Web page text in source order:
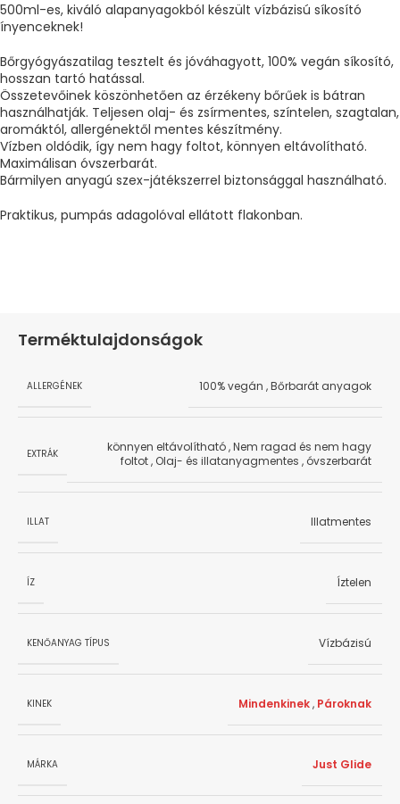
500ml-es, kiváló alapanyagokból készült vízbázisú síkosító
ínyenceknek!
Bőrgyógyászatilag tesztelt és jóváhagyott, 100% vegán síkosító,
hosszan tartó hatással.
Összetevőinek köszönhetően az érzékeny bőrűek is bátran
használhatják. Teljesen olaj- és zsírmentes, színtelen, szagtalan,
aromáktól, allergénektől mentes készítmény.
Vízben oldódik, így nem hagy foltot, könnyen eltávolítható.
Maximálisan óvszerbarát.
Bármilyen anyagú szex-játékszerrel biztonsággal használható.
Praktikus, pumpás adagolóval ellátott flakonban.
Terméktulajdonságok
ALLERGÉNEK 100% vegán ,Bőrbarát anyagok
EXTRÁK könnyen eltávolítható,Nem ragad és nem hagy
foltot, Olaj- és illatanyagmentes , óvszerbarát
ILLAT Illatmentes
ÍZ Íztelen
KENŐANYAG TÍPUS Vízbázisú
KINEK Mindenkinek, Pároknak
MÁRKA Just Glide